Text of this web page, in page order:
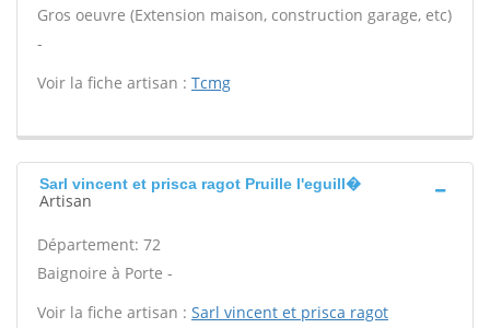
Gros oeuvre (Extension maison, construction garage, etc)
-
Voir la fiche artisan : Tcmg
Sarl vincent et prisca ragot Pruille l'eguill�
Artisan
Département: 72
Baignoire à Porte -
Voir la fiche artisan : Sarl vincent et prisca ragot